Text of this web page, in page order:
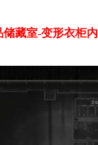
藏室-变形衣柜内